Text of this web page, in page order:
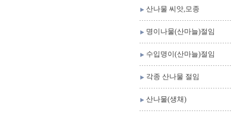
산나물 씨앗,모종
명이나물(산마늘)절임
수입명이(산마늘)절임
각종 산나물 절임
산나물(생채)